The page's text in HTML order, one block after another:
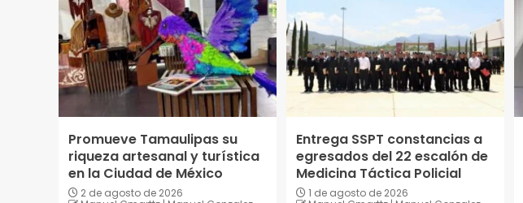
Promueve Tamaulipas su
riqueza artesanal y turística
en la Ciudad de México
2 de agosto de 2026
Entrega SSPT constancias a
egresados del 22 escalón de
Medicina Táctica Policial
1 de agosto de 2026